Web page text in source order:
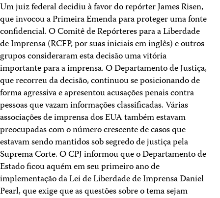
Um juiz federal decidiu à favor do repórter James Risen,
que invocou a Primeira Emenda para proteger uma fonte
confidencial. O Comitê de Repórteres para a Liberdade
de Imprensa (RCFP, por suas iniciais em inglês) e outros
grupos consideraram esta decisão uma vitória
importante para a imprensa. O Departamento de Justiça,
que recorreu da decisão, continuou se posicionando de
forma agressiva e apresentou acusações penais contra
pessoas que vazam informações classificadas. Várias
associações de imprensa dos EUA também estavam
preocupadas com o número crescente de casos que
estavam sendo mantidos sob segredo de justiça pela
Suprema Corte. O CPJ informou que o Departamento de
Estado ficou aquém em seu primeiro ano de
implementação da Lei de Liberdade de Imprensa Daniel
Pearl, que exige que as questões sobre o tema sejam